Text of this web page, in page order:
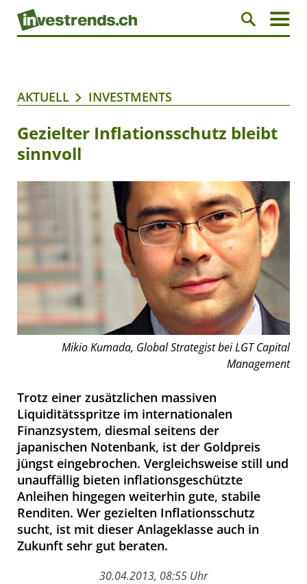
AKTUELL INVESTMENTS
Gezielter Inflationsschutz bleibt
sinnvoll
Mikio Kumada, Global Strategist bei LGT Capital
Management
Trotz einer zusätzlichen massiven
Liquiditätsspritze im internationalen
Finanzsystem, diesmal seitens der
japanischen Notenbank, ist der Goldpreis
jüngst eingebrochen. Vergleichsweise still und
unauffällig bieten inflationsgeschützte
Anleihen hingegen weiterhin gute, stabile
Renditen. Wer gezielten Inflationsschutz
sucht, ist mit dieser Anlageklasse auch in
Zukunft sehr gut beraten.
30.04.2013, 08:55 Uhr